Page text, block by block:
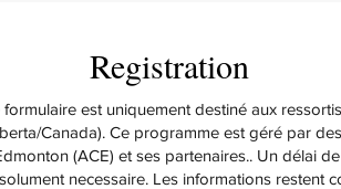
Registration
formulaire est uniquement destiné aux
Canada). Ce programme est géré par
(ACE) et ses partenaires.. Un délai
necessaire. Les informations restent